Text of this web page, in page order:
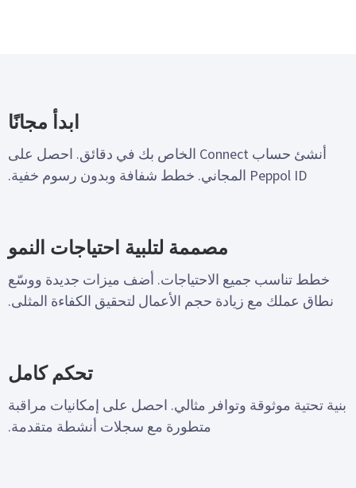
ابدأ مجانًا
أنشئ حساب Connect الخاص بك في دقائق. احصل على
Peppol ID المجاني. خطط شفافة وبدون رسوم خفية.
مصممة لتلبية احتياجات النمو
خطط تناسب جميع الاحتياجات. أضف ميزات جديدة ووسّع
نطاق عملك مع زيادة حجم الأعمال لتحقيق الكفاءة المثلى.
تحكم كامل
بنية تحتية موثوقة وتوافر مثالي. احصل على إمكانيات مراقبة
متطورة مع سجلات أنشطة متقدمة.